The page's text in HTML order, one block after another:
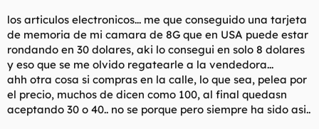
los articulos electronicos... me que conseguido una tarjeta
de memoria de mi camara de 8G que en USA puede estar
rondando en 30 dolares, aki lo consegui en solo 8 dolares
y eso que se me olvido regatearle a la vendedora...
ahh otra cosa si compras en la calle, lo que sea, pelea por
el precio, muchos de dicen como 100, al final quedasn
aceptando 30 o 40.. no se porque pero siempre ha sido asi..